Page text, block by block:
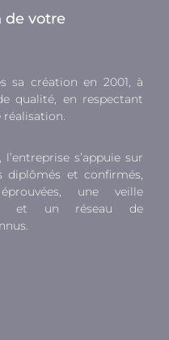
de votre
sa création en 2001, à
qualité, en respectant
réalisation.
s’appuie sur
diplômés et confirmés,
une veille
et un réseau de